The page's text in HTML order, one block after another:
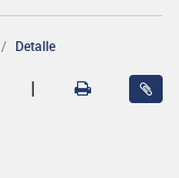
Detalle
|